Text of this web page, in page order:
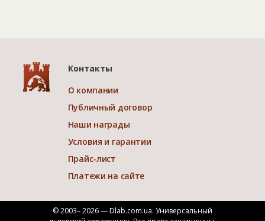
Контакты
О компании
Публичный договор
Наши награды
Условия и гарантии
Прайс-лист
Платежи на сайте
© 2003– 2026 — Dlab.com.ua. Универсальный